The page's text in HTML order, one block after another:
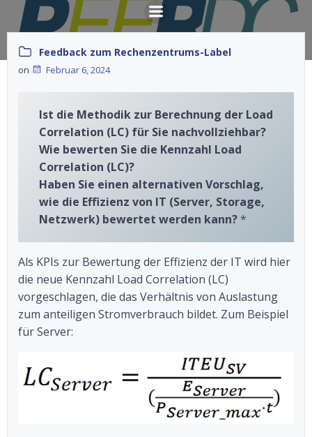
Springe
zum
Feedback zum Rechenzentrums-Label
on Februar 6, 2024
Ist die Methodik zur Berechnung der Load
Correlation (LC) für Sie nachvollziehbar?
Wie bewerten Sie die Kennzahl Load
Correlation (LC)?
Haben Sie einen alternativen Vorschlag,
wie die Effizienz von IT (Server, Storage,
Netzwerk) bewertet werden kann? *
Als KPIs zur Bewertung der Effizienz der IT wird hier
die neue Kennzahl Load Correlation (LC)
vorgeschlagen, die das Verhältnis von Auslastung
zum anteiligen Stromverbrauch bildet. Zum Beispiel
für Server: